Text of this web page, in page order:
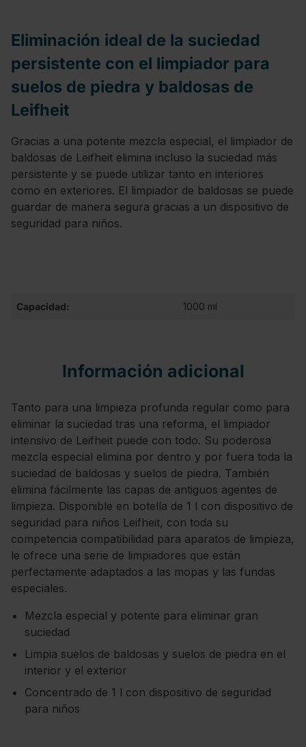
Eliminación ideal de la suciedad
persistente con el limpiador para
suelos de piedra y baldosas de
Leifheit
Gracias a una potente mezcla especial, el limpiador de
baldosas de Leifheit elimina incluso la suciedad más
persistente y se puede utilizar tanto en interiores
como en exteriores. El limpiador de baldosas se puede
guardar de manera segura gracias a un dispositivo de
seguridad para niños.
Capacidad: 1000 ml
Información adicional
Tanto para una limpieza profunda regular como para
eliminar la suciedad tras una reforma, el limpiador
intensivo de Leifheit puede con todo. Su poderosa
mezcla especial elimina por dentro y por fuera toda la
suciedad de baldosas y suelos de piedra. También
elimina fácilmente las capas de antiguos agentes de
limpieza. Disponible en botella de 1 l con dispositivo de
seguridad para niños Leifheit, con toda su
competencia compatibilidad para aparatos de limpieza,
le ofrece una serie de limpiadores que están
perfectamente adaptados a las mopas y las fundas
especiales.
Mezcla especial y potente para eliminar gran
suciedad
Limpia suelos de baldosas y suelos de piedra en el
interior y el exterior
Concentrado de 1 l con dispositivo de seguridad
para niños